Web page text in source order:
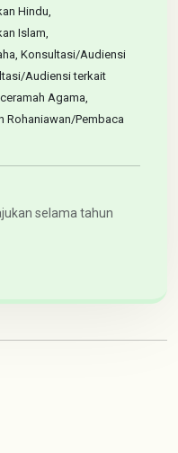
Hindu,
Islam,
Konsultasi/Audiensi
Audiensi terkait
Agama,
Rohaniawan/Pembaca
selama tahun